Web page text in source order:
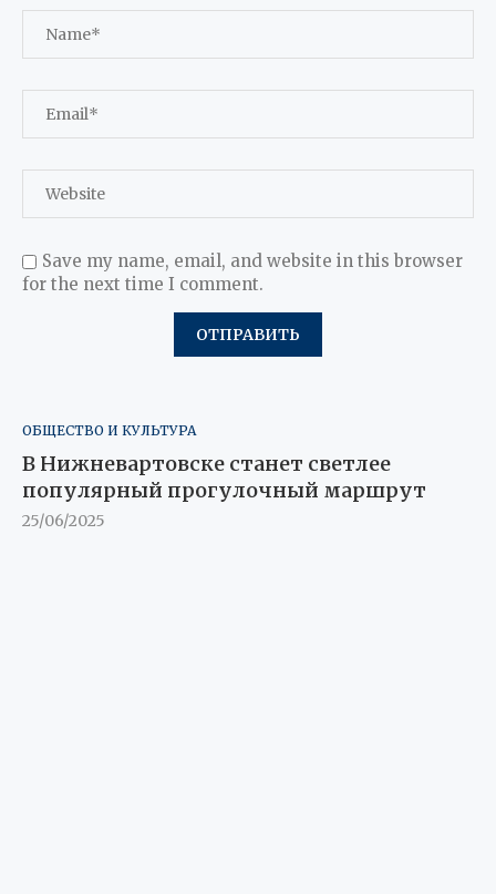
Save my name, email, and website in this browser
for the next time I comment.
ОБЩЕСТВО И КУЛЬТУРА
В Нижневартовске станет светлее
популярный прогулочный маршрут
25/06/2025